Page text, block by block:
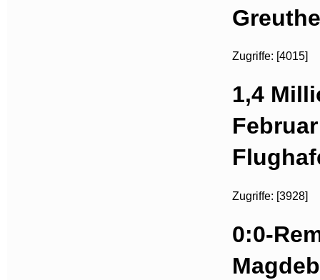
Zugriffe: [4015]
1,4
Zugriffe: [3928]
0:0-